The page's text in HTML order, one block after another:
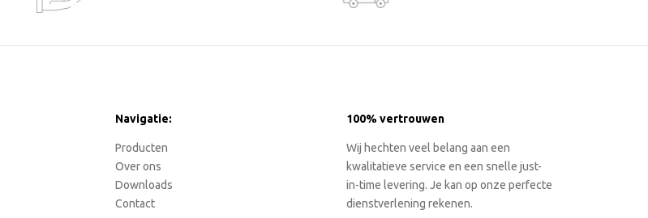
Navigatie:
Producten
Over ons
Downloads
Contact
100% vertrouwen
Wij hechten veel belang aan een
kwalitatieve service en een snelle just-
in-time levering. Je kan op onze perfecte
dienstverlening rekenen.